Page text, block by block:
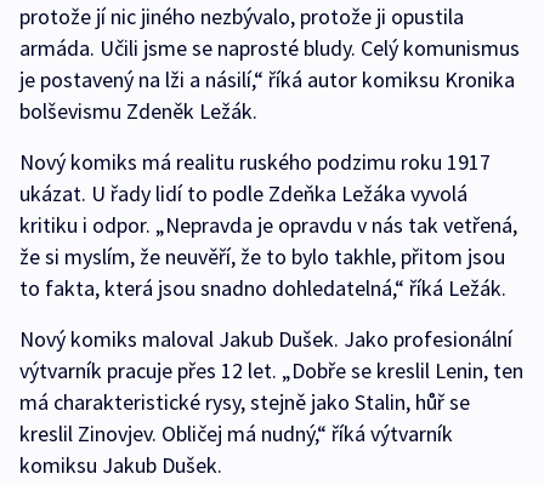
protože jí nic jiného nezbývalo, protože ji opustila
armáda. Učili jsme se naprosté bludy. Celý komunismus
je postavený na lži a násilí,“ říká autor komiksu Kronika
bolševismu Zdeněk Ležák.
Nový komiks má realitu ruského podzimu roku 1917
ukázat. U řady lidí to podle Zdeňka Ležáka vyvolá
kritiku i odpor. „Nepravda je opravdu v nás tak vetřená,
že si myslím, že neuvěří, že to bylo takhle, přitom jsou
to fakta, která jsou snadno dohledatelná,“ říká Ležák.
Nový komiks maloval Jakub Dušek. Jako profesionální
výtvarník pracuje přes 12 let. „Dobře se kreslil Lenin, ten
má charakteristické rysy, stejně jako Stalin, hůř se
kreslil Zinovjev. Obličej má nudný,“ říká výtvarník
komiksu Jakub Dušek.